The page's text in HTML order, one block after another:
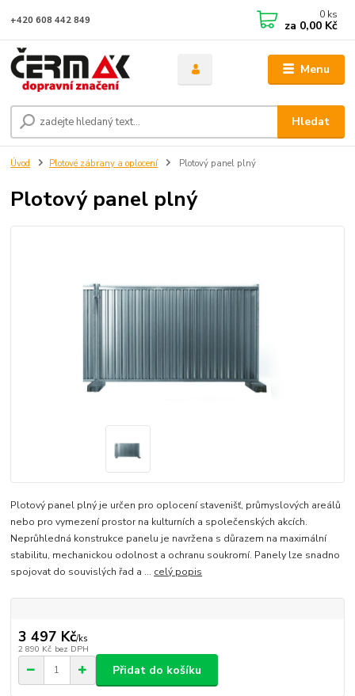
Menu
Hledat
+420 608 442 849 0 ks
za 0,00 Kč
Úvod Plotové zábrany a oplocení Plotový panel plný
Plotový panel plný
Plotový panel plný je určen pro oplocení stavenišť, průmyslových areálů
nebo pro vymezení prostor na kulturních a společenských akcích.
Neprůhledná konstrukce panelu je navržena s důrazem na maximální
stabilitu, mechanickou odolnost a ochranu soukromí. Panely lze snadno
spojovat do souvislých řad a ... celý popis
3 497 Kč/ks
2 890 Kč bez DPH
Přidat do košíku